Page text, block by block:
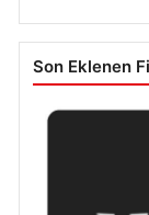
Son Eklenen